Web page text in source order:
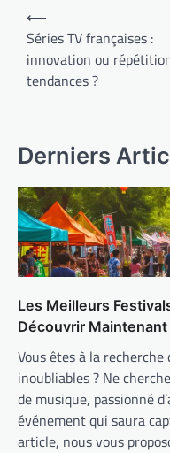
Navigation
de
l’article
⟵
Séries TV françaises :
innovation ou
tendances ?
Derniers
Les Meilleurs
Découvrir Maintenant
Vous êtes à la
inoubliables ? Ne
de musique, passionné
événement qui saura
article, nous vous